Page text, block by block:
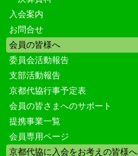
入会案内
お問合せ
会員の皆様へ
委員会活動報告
支部活動報告
京都代協行事予定表
会員の皆さまへのサポート
提携事業一覧
会員専用ページ
京都代協に入会をお考えの皆様へ